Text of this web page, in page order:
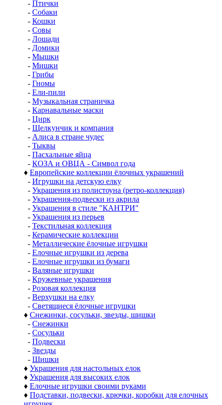
- Птички
- Собаки
- Кошки
- Совы
- Лошади
- Домики
- Мышки
- Мишки
- Грибы
- Гномы
- Ели-пили
- Музыкальная страничка
- Карнавальные маски
- Цирк
- Щелкунчик и компания
- Алиса в стране чудес
- Тыквы
- Пасхальные яйца
- КОЗА и ОВЦА - Символ года
♦ Европейские коллекции ёлочных украшений
- Игрушки на детскую елку
- Украшения из полистоуна (ретро-коллекция)
- Украшения-подвески из акрила
- Украшения в стиле "КАНТРИ"
- Украшения из перьев
- Текстильная коллекция
- Керамические коллекции
- Металлические ёлочные игрушки
- Елочные игрушки из дерева
- Елочные игрушки из бумаги
- Валяные игрушки
- Кружевные украшения
- Розовая коллекция
- Верхушки на елку
- Светящиеся ёлочные игрушки
♦ Снежинки, сосульки, звезды, шишки
- Снежинки
- Сосульки
- Подвески
- Звезды
- Шишки
♦ Украшения для настольных елок
♦ Украшения для высоких елок
♦ Елочные игрушки своими руками
♦ Подставки, подвески, крючки, коробки для елочных